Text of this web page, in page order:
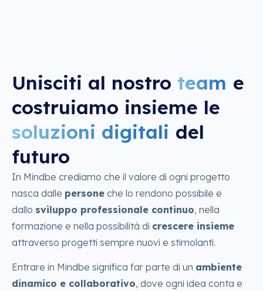
Unisciti al nostro team e
costruiamo insieme le
soluzioni digitali del
futuro
In Mindbe crediamo che il valore di ogni progetto
nasca dalle persone che lo rendono possibile e
dallo sviluppo professionale continuo, nella
formazione e nella possibilità di crescere insieme
attraverso progetti sempre nuovi e stimolanti.
Entrare in Mindbe significa far parte di un ambiente
dinamico e collaborativo, dove ogni idea conta e